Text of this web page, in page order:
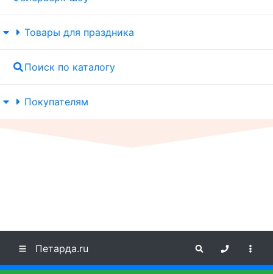
Товары для праздника
Поиск по каталогу
Покупателям
Петарда.ru